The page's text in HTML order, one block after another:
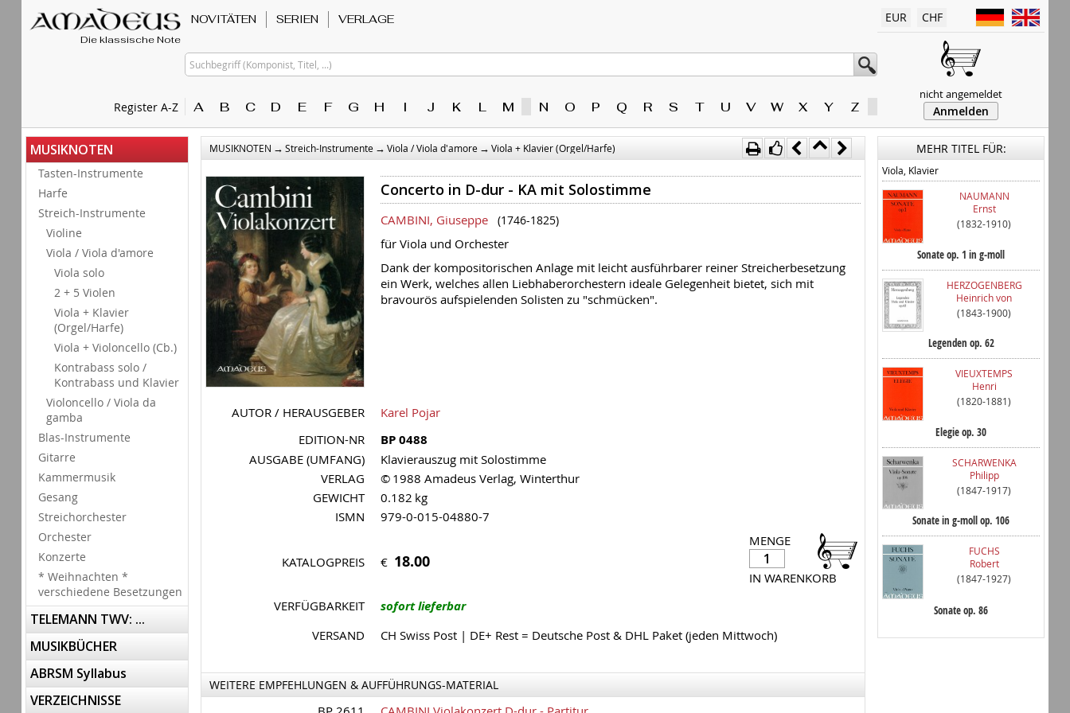
Die klassische Note
Register A-Z
NOVITÄTEN SERIEN VERLAGE
Suchbegriff (Komponist, Titel, ...)
A B C D E F G H I J K L M N O P Q R S T U V W X Y Z
EUR CHF
nicht angemeldet
Anmelden
MUSIKNOTEN
Tasten-Instrumente
Harfe
Streich-Instrumente
Violine
Viola / Viola d'amore
Viola solo
2 + 5 Violen
Viola + Klavier
(Orgel/Harfe)
Viola + Violoncello (Cb.)
Kontrabass solo /
Kontrabass und Klavier
Violoncello / Viola da
gamba
Blas-Instrumente
Gitarre
Kammermusik
Gesang
Streichorchester
Orchester
Konzerte
* Weihnachten *
verschiedene Besetzungen
TELEMANN TWV: ...
MUSIKBÜCHER
ABRSM Syllabus
VERZEICHNISSE
MUSIKNOTEN → Streich-Instrumente → Viola / Viola d'amore → Viola + Klavier (Orgel/Harfe)
Concerto in D-dur - KA mit Solostimme
CAMBINI, Giuseppe (1746-1825)
für Viola und Orchester
Dank der kompositorischen Anlage mit leicht ausführbarer reiner Streicherbesetzung
ein Werk, welches allen Liebhaberorchestern ideale Gelegenheit bietet, sich mit
bravourös aufspielenden Solisten zu "schmücken".
AUTOR / HERAUSGEBER
Karel Pojar
EDITION-NR
BP 0488
AUSGABE (UMFANG)
Klavierauszug mit Solostimme
VERLAG
© 1988 Amadeus Verlag, Winterthur
GEWICHT
0.182 kg
ISMN
979-0-015-04880-7
MENGE
IN WARENKORB
KATALOGPREIS € 18.00
VERFÜGBARKEIT sofort lieferbar
VERSAND CH Swiss Post | DE+ Rest = Deutsche Post & DHL Paket (jeden Mittwoch)
WEITERE EMPFEHLUNGEN & AUFFÜHRUNGS-MATERIAL
MEHR TITEL FÜR:
Viola, Klavier
NAUMANN
Ernst
(1832-1910)
Sonate op. 1 in g-moll
HERZOGENBERG
Heinrich von
(1843-1900)
Legenden op. 62
VIEUXTEMPS
Henri
(1820-1881)
Elegie op. 30
SCHARWENKA
Philipp
(1847-1917)
Sonate in g-moll op. 106
FUCHS
Robert
(1847-1927)
Sonate op. 86